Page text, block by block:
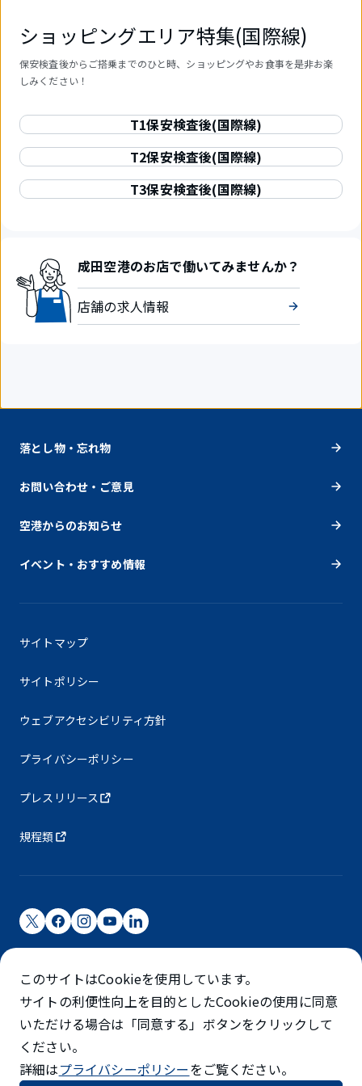
ショッピングエリア特集(国際線)
保安検査後からご搭乗までのひと時、ショッピングやお食事を是非お楽
しみください！
T1保安検査後(国際線)
T2保安検査後(国際線)
T3保安検査後(国際線)
成田空港のお店で働いてみませんか？
店舗の求人情報
落とし物・忘れ物
お問い合わせ・ご意見
空港からのお知らせ
イベント・おすすめ情報
サイトマップ
サイトポリシー
ウェブアクセシビリティ方針
プライバシーポリシー
プレスリリース
規程類
成田国際空港株式会社
成田国際空港は成田国際空港㈱（NAA）が運営しています
©NARITA INTERNATIONAL AIRPORT CORPORATION
SKYTRAX
5スターエアポート
このサイトはCookieを使用しています。
サイトの利便性向上を目的としたCookieの使用に同意
いただける場合は「同意する」ボタンをクリックして
ください。
詳細はプライバシーポリシーをご覧ください。